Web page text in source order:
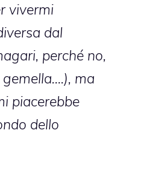
vivermi
dal
perché no,
ma
piacerebbe
dello